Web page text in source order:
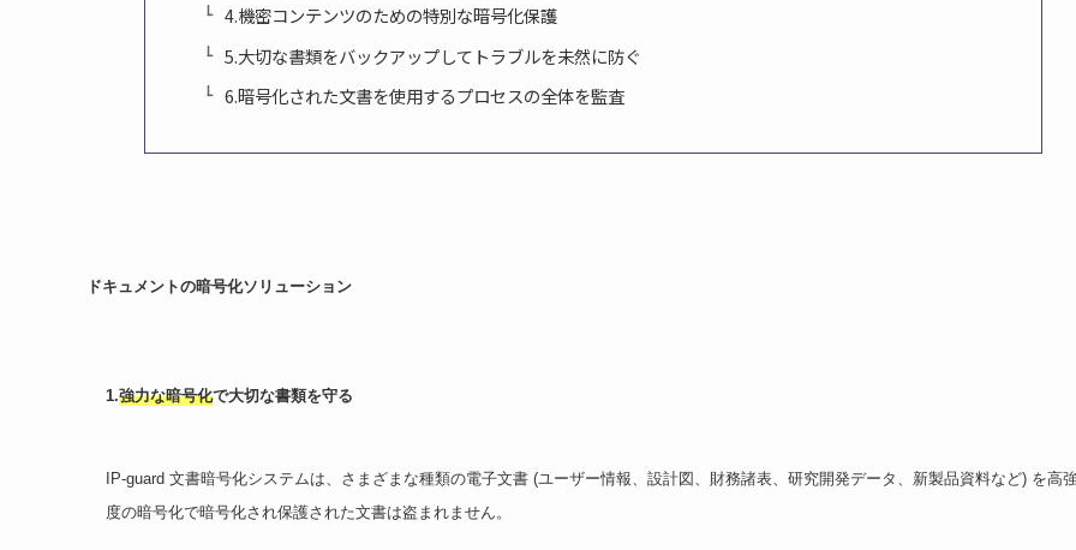
4.機密コンテンツのための特別な暗号化保護
5.大切な書類をバックアップしてトラブルを未然に防ぐ
6.暗号化された文書を使用するプロセスの全体を監査
ドキュメントの暗号化ソリューション
1.強力な暗号化で大切な書類を守る
IP-guard 文書暗号化システムは、さまざまな種類の電子文書 (ユーザー情報、設計図、財務諸表、研究開発データ、新製品資料など) を高
度の暗号化で暗号化され保護された文書は盗まれません。